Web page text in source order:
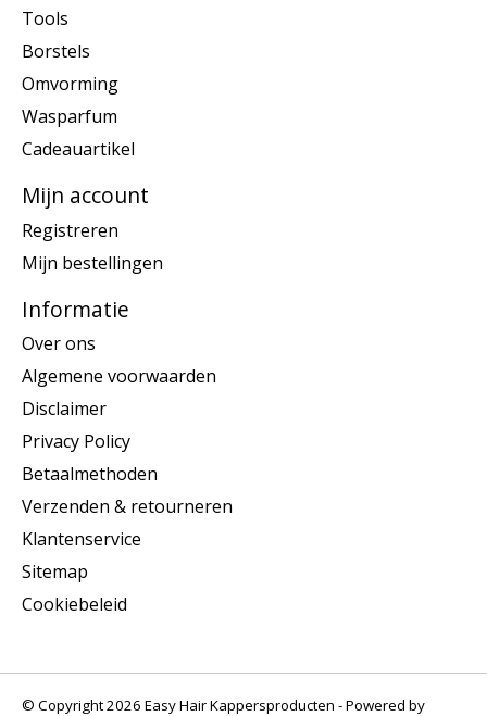
Tools
Borstels
Omvorming
Wasparfum
Cadeauartikel
Mijn account
Registreren
Mijn bestellingen
Informatie
Over ons
Algemene voorwaarden
Disclaimer
Privacy Policy
Betaalmethoden
Verzenden & retourneren
Klantenservice
Sitemap
Cookiebeleid
© Copyright 2026 Easy Hair Kappersproducten - Powered by